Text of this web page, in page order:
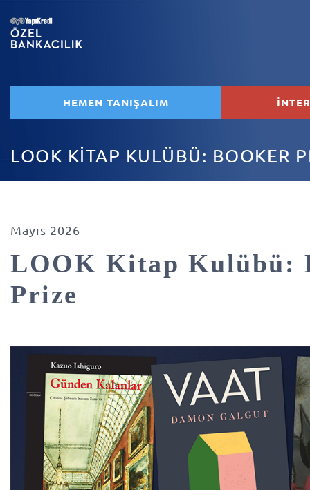
HEMEN TANIŞALIM
LOOK KİTAP KULÜBÜ: BOOKER
Mayıs 2026
LOOK Kitap Kulübü:
Prize